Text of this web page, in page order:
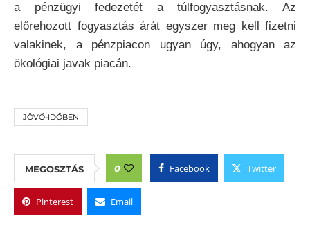
a pénzügyi fedezetét a túlfogyasztásnak. Az
előrehozott fogyasztás árát egyszer meg kell fizetni
valakinek, a pénzpiacon ugyan úgy, ahogyan az
ökológiai javak piacán.
JÖVŐ-IDŐBEN
MEGOSZTÁS 0 Facebook Twitter
Pinterest Email